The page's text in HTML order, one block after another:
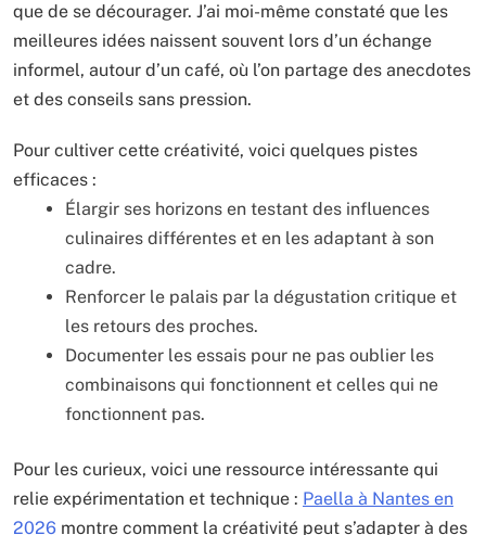
que de se décourager. J’ai moi-même constaté que les
meilleures idées naissent souvent lors d’un échange
informel, autour d’un café, où l’on partage des anecdotes
et des conseils sans pression.
Pour cultiver cette créativité, voici quelques pistes
efficaces :
Élargir ses horizons en testant des influences
culinaires différentes et en les adaptant à son
cadre.
Renforcer le palais par la dégustation critique et
les retours des proches.
Documenter les essais pour ne pas oublier les
combinaisons qui fonctionnent et celles qui ne
fonctionnent pas.
Pour les curieux, voici une ressource intéressante qui
relie expérimentation et technique : Paella à Nantes en
2026 montre comment la créativité peut s’adapter à des